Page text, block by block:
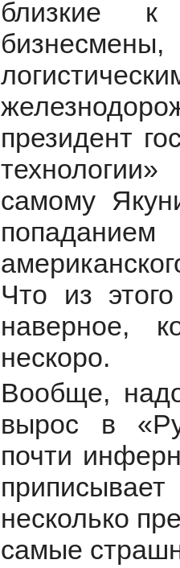
близкие к
президент
самому
Что из
наверное,
нескоро.
Вообще,
вырос в
почти
несколько
самые